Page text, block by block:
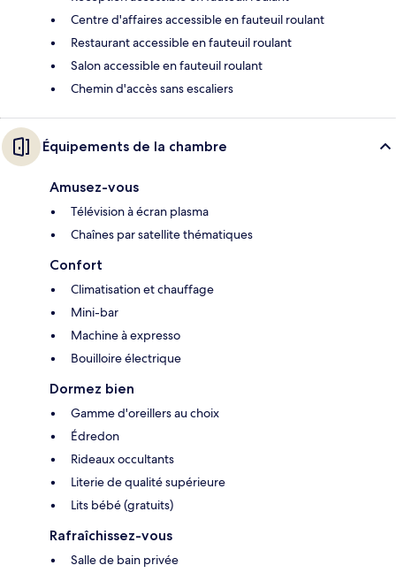
Centre d'affaires accessible en fauteuil roulant
Restaurant accessible en fauteuil roulant
Salon accessible en fauteuil roulant
Chemin d'accès sans escaliers
Équipements de la chambre
Amusez-vous
Télévision à écran plasma
Chaînes par satellite thématiques
Confort
Climatisation et chauffage
Mini-bar
Machine à expresso
Bouilloire électrique
Dormez bien
Gamme d'oreillers au choix
Édredon
Rideaux occultants
Literie de qualité supérieure
Lits bébé (gratuits)
Rafraîchissez-vous
Salle de bain privée